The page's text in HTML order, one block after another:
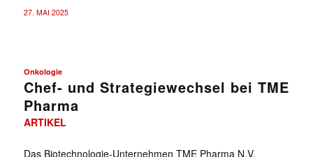
27. MAI 2025
Onkologie
Chef- und Strategiewechsel bei TME
Pharma
ARTIKEL
Das Biotechnologie-Unternehmen TME Pharma N.V.